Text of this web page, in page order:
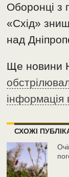
Оборонці з
«Схід»
над
Ще новини
інформація
СХОЖІ